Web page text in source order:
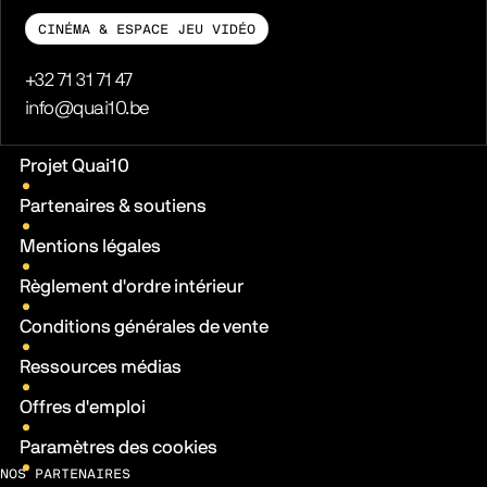
CINÉMA & ESPACE JEU VIDÉO
Téléphone
+32 71 31 71 47
E-mail
info@quai10.be
Liens pratiques
Projet Quai10
Partenaires & soutiens
Mentions légales
Règlement d'ordre intérieur
Conditions générales de vente
Ressources médias
Offres d'emploi
Paramètres des cookies
NOS PARTENAIRES